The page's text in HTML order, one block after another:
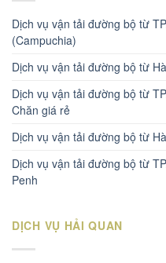
Dịch vụ vận tải đường bộ từ
(Campuchia)
Dịch vụ vận tải đường bộ từ
Dịch vụ vận tải đường bộ từ
Chăn giá rẻ
Dịch vụ vận tải đường bộ từ
Dịch vụ vận tải đường bộ từ
Penh
DỊCH VỤ HẢI QUAN